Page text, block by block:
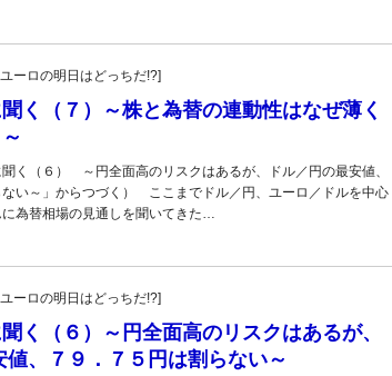
ーロの明日はどっちだ!?]
く（７）～株と為替の連動性はなぜ薄く
く（６） ～円全面高のリスクはあるが、ドル／円の最安値、
ない～」からつづく） ここまでドル／円、ユーロ／ドルを中心
に為替相場の見通しを聞いてきた…
ーロの明日はどっちだ!?]
く（６）～円全面高のリスクはあるが、
値、７９．７５円は割らない～